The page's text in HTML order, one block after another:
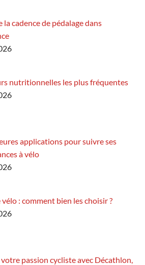
la cadence de pédalage dans
nutritionnelles les plus fréquentes
applications pour suivre ses
à vélo
: comment bien les choisir ?
passion cycliste avec Décathlon,